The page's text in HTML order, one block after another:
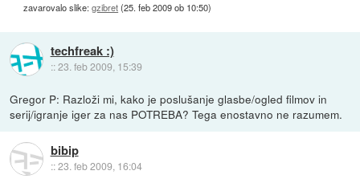
zavarovalo slike:gzibret(25. feb 2009 ob 10:50)
techfreak :)
::23. feb 2009, 15:39
Gregor P: Razloži mi, kako je poslušanje glasbe/ogled filmov in
serij/igranje iger za nas POTREBA? Tega enostavno ne razumem.
bibip
::23. feb 2009, 16:04